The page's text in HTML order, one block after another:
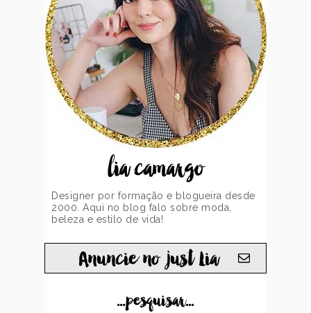
lia camargo
Designer por formação e blogueira desde
2000. Aqui no blog falo sobre moda,
beleza e estilo de vida!
Anuncie no just Lia
...pesquisar...